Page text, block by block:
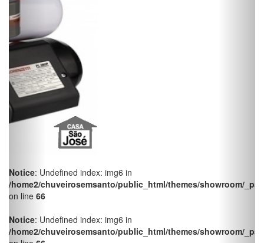
Notice
/home2/chuveirosemsanto/public_html/themes/showroom/
on line66
: Undefined index: img6 in
/home2/chuveirosemsanto/public_html/themes/showroom/
on line66
Notice: Undefined index: img6 in
/home2/chuveirosemsanto/public_html/themes/showroom/
on line66
Notice : Undefined index: img6 in
on line66